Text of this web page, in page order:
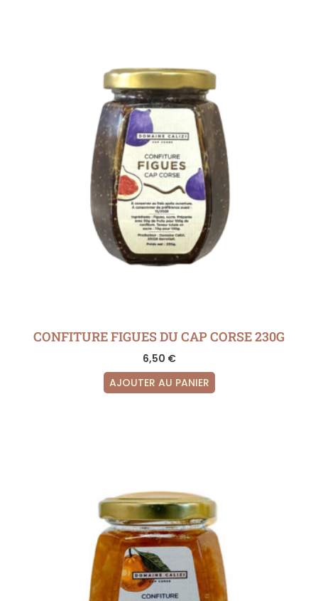
CONFITURE FIGUES DU CAP CORSE 230G
6,50 €
AJOUTER AU PANIER